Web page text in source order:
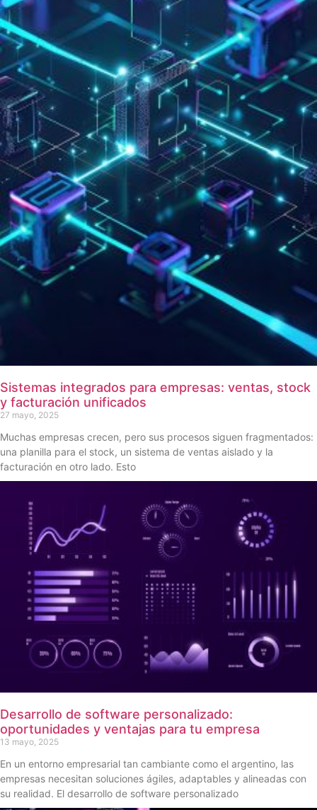
Sistemas integrados para empresas: ventas, stock
y facturación unificados
27 mayo, 2025
Muchas empresas crecen, pero sus procesos siguen fragmentados:
una planilla para el stock, un sistema de ventas aislado y la
facturación en otro lado. Esto
Desarrollo de software personalizado:
oportunidades y ventajas para tu empresa
13 mayo, 2025
En un entorno empresarial tan cambiante como el argentino, las
empresas necesitan soluciones ágiles, adaptables y alineadas con
su realidad. El desarrollo de software personalizado